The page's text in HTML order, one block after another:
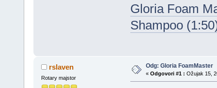
Gloria Foam
Shampoo
rslaven
Rotary majstor
Odg: Gloria FoamMaster
« Odgovori #1 : Ožujak 15,